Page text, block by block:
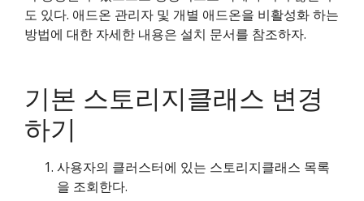
도 있다. 애드온 관리자 및 개별 애드온을 비활성화 하는
방법에 대한 자세한 내용은 설치 문서를 참조하자.
기본 스토리지클래스 변경
하기
사용자의 클러스터에 있는 스토리지클래스 목록
을 조회한다.